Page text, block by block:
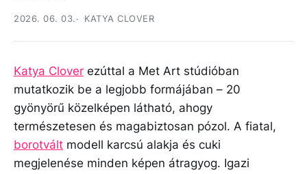
2026. 06. 03. KATYA CLOVER
Katya Clover ezúttal a Met Art stúdióban
mutatkozik be a legjobb formájában – 20
gyönyörű közelképen látható, ahogy
természetesen és magabiztosan pózol. A fiatal,
borotvált modell karcsú alakja és cuki
megjelenése minden képen átragyog. Igazi